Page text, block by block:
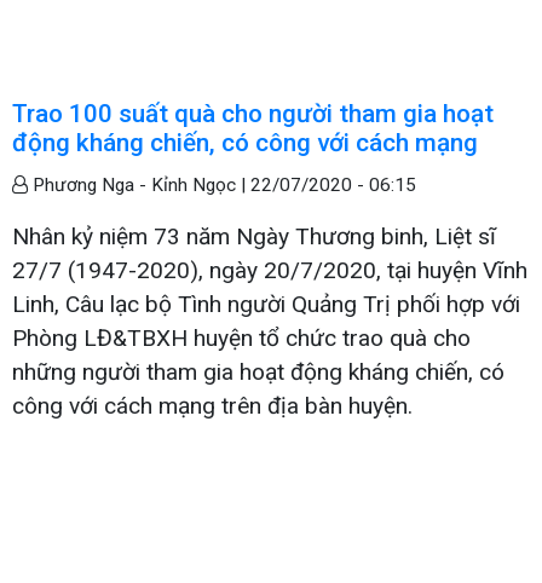
Trao 100 suất quà cho người tham gia hoạt
động kháng chiến, có công với cách mạng
Phương Nga - Kỉnh Ngọc | 22/07/2020 - 06:15
Nhân kỷ niệm 73 năm Ngày Thương binh, Liệt sĩ
27/7 (1947-2020), ngày 20/7/2020, tại huyện Vĩnh
Linh, Câu lạc bộ Tình người Quảng Trị phối hợp với
Phòng LĐ&TBXH huyện tổ chức trao quà cho
những người tham gia hoạt động kháng chiến, có
công với cách mạng trên địa bàn huyện.